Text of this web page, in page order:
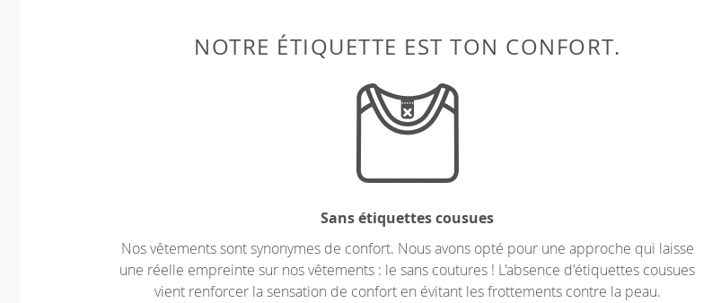
NOTRE ÉTIQUETTE EST TON CONFORT.
Sans étiquettes cousues
Nos vêtements sont synonymes de confort. Nous avons opté pour une approche qui laisse
une réelle empreinte sur nos vêtements : le sans coutures ! L'absence d'étiquettes cousues
vient renforcer la sensation de confort en évitant les frottements contre la peau.